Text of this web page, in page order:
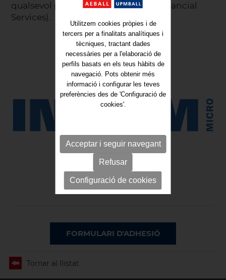
qualsevol projecte tecnològic (IM Financial
Services).
FORMULARI D'ADHESIÓ
Tornar al llistat
Utilitzem cookies pròpies i de
tercers per a finalitats analítiques i
tècniques, tractant dades
necessàries per a l'elaboració de
perfils basats en els teus hàbits de
navegació. Pots obtenir més
informació i configurar les teves
preferències des de 'Configuració de
cookies'.
Acceptar i seguir navegant
Refusar
Configuració de cookies